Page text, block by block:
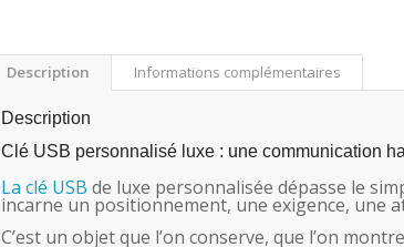
Description Informations complémentaires
Description
Clé USB personnalisé luxe : une communication
La clé USB de luxe personnalisée dépasse le
incarne un positionnement, une exigence, une
C’est un objet que l’on conserve, que l’on